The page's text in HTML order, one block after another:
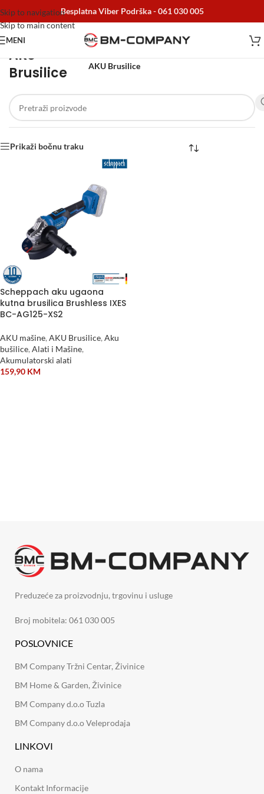
Skip to navigation
Skip to main content
Besplatna Viber Podrška -061 030 005
MENI
AKU
Brusilice
AKU Brusilice
Prikaži bočnu traku
Scheppach aku ugaona
kutna brusilica Brushless IXES
BC-AG125-XS2
AKU mašine, AKU Brusilice, Aku
bušilice, Alati i Mašine,
Akumulatorski alati
159,90 KM
Preduzeće za proizvodnju, trgovinu i usluge
Broj mobitela: 061 030 005
POSLOVNICE
BM Company Tržni Centar, Živinice
BM Home & Garden, Živinice
BM Company d.o.o Tuzla
BM Company d.o.o Veleprodaja
LINKOVI
O nama
Kontakt Informacije